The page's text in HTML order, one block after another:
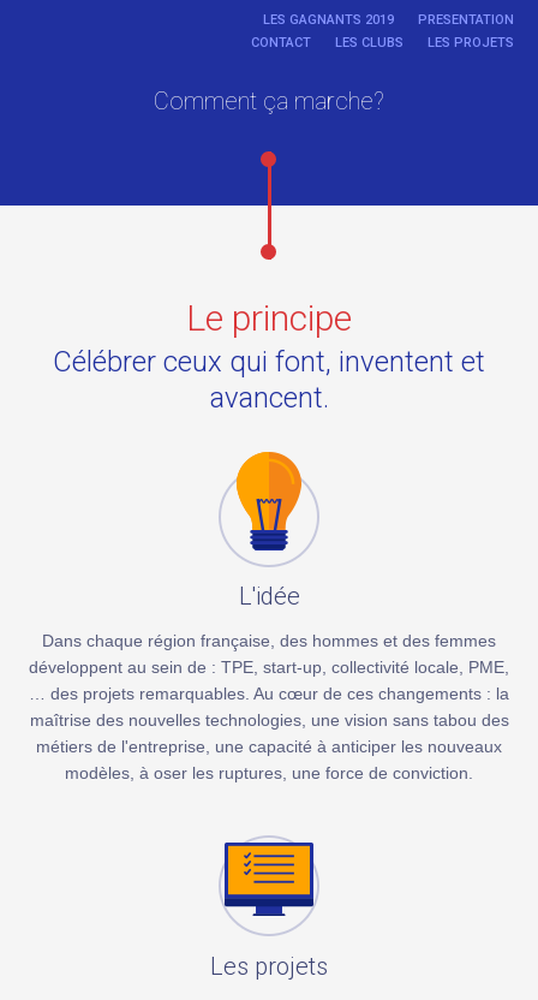
PRESENTATION
LES GAGNANTS 2019
LES PROJETS
LES CLUBS
CONTACT
Comment ça marche?
Le principe
Célébrer ceux qui font, inventent et
avancent.
L'idée
Dans chaque région française, des hommes et des femmes
développent au sein de : TPE, start-up, collectivité locale, PME,
… des projets remarquables. Au cœur de ces changements : la
maîtrise des nouvelles technologies, une vision sans tabou des
métiers de l'entreprise, une capacité à anticiper les nouveaux
modèles, à oser les ruptures, une force de conviction.
Les projets